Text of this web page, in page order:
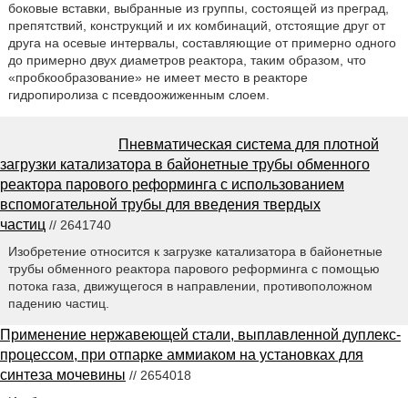
боковые вставки, выбранные из группы, состоящей из преград,
препятствий, конструкций и их комбинаций, отстоящие друг от
друга на осевые интервалы, составляющие от примерно одного
до примерно двух диаметров реактора, таким образом, что
«пробкообразование» не имеет место в реакторе
гидропиролиза с псевдоожиженным слоем.
Пневматическая система для плотной
загрузки катализатора в байонетные трубы обменного
реактора парового реформинга с использованием
вспомогательной трубы для введения твердых
частиц // 2641740
Изобретение относится к загрузке катализатора в байонетные
трубы обменного реактора парового реформинга с помощью
потока газа, движущегося в направлении, противоположном
падению частиц.
Применение нержавеющей стали, выплавленной дуплекс-
процессом, при отпарке аммиаком на установках для
синтеза мочевины // 2654018